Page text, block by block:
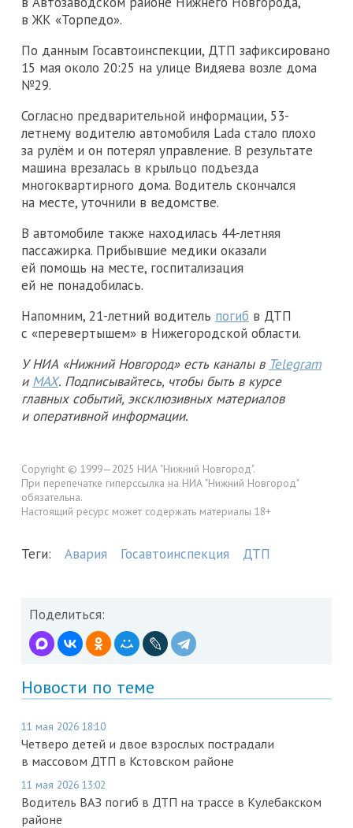
в ЖК «Торпедо».
По данным Госавтоинспекции, ДТП зафиксировано
15 мая около 20:25 на улице Видяева возле дома
№29.
Согласно предварительной информации, 53-
летнему водителю автомобиля Lada стало плохо
за рулём и он потерял управление. В результате
машина врезалась в крыльцо подъезда
многоквартирного дома. Водитель скончался
на месте, уточнили в ведомстве.
В автомобиле также находилась 44-летняя
пассажирка. Прибывшие медики оказали
ей помощь на месте, госпитализация
ей не понадобилась.
Напомним, 21-летний водитель погиб в ДТП
с «перевертышем» в Нижегородской области.
У НИА «Нижний Новгород» есть каналы в Telegram
и MAX. Подписывайтесь, чтобы быть в курсе
главных событий, эксклюзивных материалов
и оперативной информации.
Copyright © 1999—2025 НИА "Нижний Новгород".
При перепечатке гиперссылка на НИА "Нижний Новгород"
обязательна.
Настоящий ресурс может содержать материалы 18+
Теги: Авария Госавтоинспекция ДТП
Поделиться:
Новости по теме
11 мая 2026 18:10
Четверо детей и двое взрослых пострадали
в массовом ДТП в Кстовском районе
11 мая 2026 13:02
Водитель ВАЗ погиб в ДТП на трассе в Кулебакском
районе